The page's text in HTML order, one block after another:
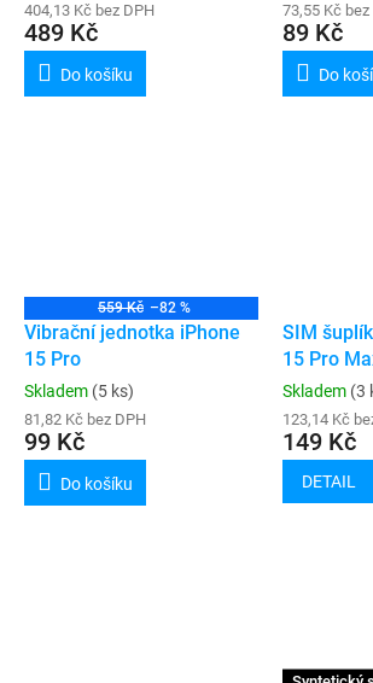
404,13 Kč bez DPH
489 Kč
Do košíku
73,55 Kč bez
89 Kč
Do
559 Kč –82 %
Vibrační jednotka iPhone
15 Pro
Skladem (5 ks)
81,82 Kč bez DPH
99 Kč
Do košíku
SIM
15 Pro
Skladem (3
123,14 Kč
149 Kč
DETAIL